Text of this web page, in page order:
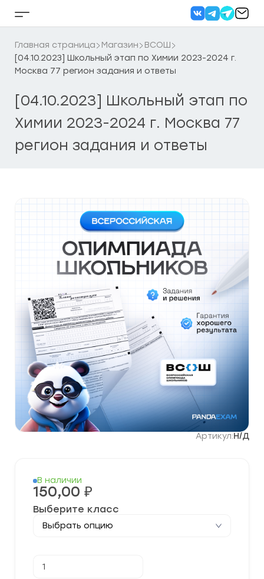
Кнопка
бокового
меню
Главная страница Магазин
ВСОШ
[04.10.2023] Школьный этап по Химии 2023-2024 г.
Москва 77 регион задания и ответы
[04.10.2023] Школьный этап по
Химии 2023-2024 г. Москва 77
регион задания и ответы
Артикул:Н/Д
В наличии
150,00 ₽
Выберите класс
товара